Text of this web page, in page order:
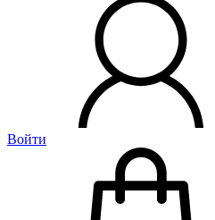
Войти